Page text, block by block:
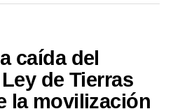
a Milei se le están
que saber que empezamos a
se replicarán en todas las
caída del
de Tierras
la movilización